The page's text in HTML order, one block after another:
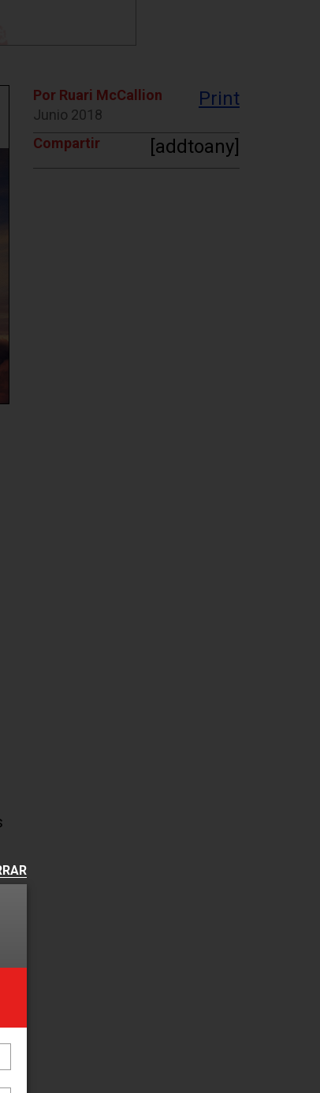
Por Ruari McCallion
Junio 2018
Print
Compartir [addtoany]